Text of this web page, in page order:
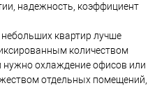
надежность, коэффициент
квартир лучше
количеством
нужно охлаждение офисов или
отдельных помещений,